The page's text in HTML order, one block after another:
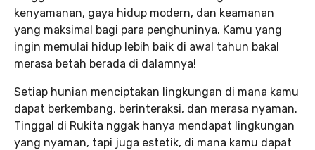
kenyamanan, gaya hidup modern, dan keamanan
yang maksimal bagi para penghuninya. Kamu yang
ingin memulai hidup lebih baik di awal tahun bakal
merasa betah berada di dalamnya!
Setiap hunian menciptakan lingkungan di mana kamu
dapat berkembang, berinteraksi, dan merasa nyaman.
Tinggal di Rukita nggak hanya mendapat lingkungan
yang nyaman, tapi juga estetik, di mana kamu dapat